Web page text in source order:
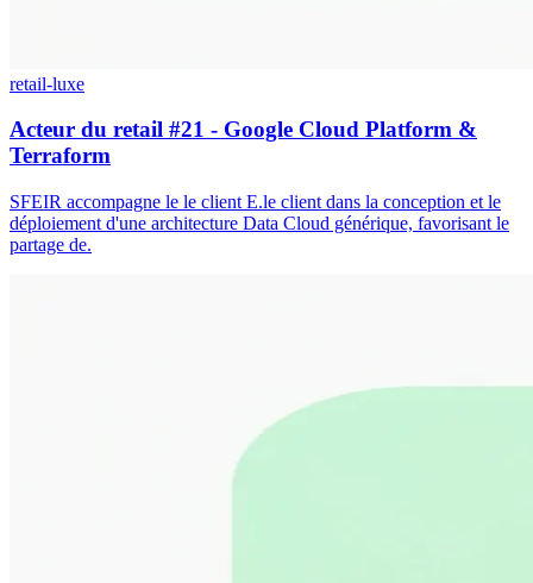
retail-luxe
Acteur du retail #21 - Google Cloud Platform &
Terraform
SFEIR accompagne le le client E.le client dans la conception et le
déploiement d'une architecture Data Cloud générique, favorisant le
partage de.